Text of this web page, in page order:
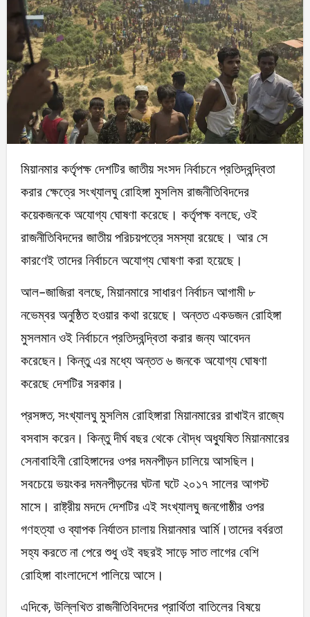
মিয়ানমার কর্তৃপক্ষ দেশটির জাতীয় সংসদ নির্বাচনে প্রতিদ্বন্দ্বিতা
করার ক্ষেত্রে সংখ্যালঘু রোহিঙ্গা মুসলিম রাজনীতিবিদদের
কয়েকজনকে অযোগ্য ঘোষণা করেছে। কর্তৃপক্ষ বলছে, ওই
রাজনীতিবিদদের জাতীয় পরিচয়পত্রে সমস্যা রয়েছে। আর সে
কারণেই তাদের নির্বাচনে অযোগ্য ঘোষণা করা হয়েছে।
আল-জাজিরা বলছে, মিয়ানমারে সাধারণ নির্বাচন আগামী ৮
নভেম্বর অনুষ্ঠিত হওয়ার কথা রয়েছে। অন্তত একডজন রোহিঙ্গা
মুসলমান ওই নির্বাচনে প্রতিদ্বন্দ্বিতা করার জন্য আবেদন
করেছেন। কিন্তু এর মধ্যে অন্তত ৬ জনকে অযোগ্য ঘোষণা
করেছে দেশটির সরকার।
প্রসঙ্গত, সংখ্যালঘু মুসলিম রোহিঙ্গারা মিয়ানমারের রাখাইন রাজ্যে
বসবাস করেন। কিন্তু দীর্ঘ বছর থেকে বৌদ্ধ অধ্যুষিত মিয়ানমারের
সেনাবাহিনী রোহিঙ্গাদের ওপর দমনপীড়ন চালিয়ে আসছিল।
সবচেয়ে ভয়ংকর দমনপীড়নের ঘটনা ঘটে ২০১৭ সালের আগস্ট
মাসে। রাষ্ট্রীয় মদদে দেশটির এই সংখ্যালঘু জনগোষ্ঠীর ওপর
গণহত্যা ও ব্যাপক নির্যাতন চালায় মিয়ানমার আর্মি।তাদের বর্বরতা
সহ্য করতে না পেরে শুধু ওই বছরই সাড়ে সাত লাগের বেশি
রোহিঙ্গা বাংলাদেশে পালিয়ে আসে।
এদিকে, উল্লিখিত রাজনীতিবিদদের প্রার্থিতা বাতিলের বিষয়ে